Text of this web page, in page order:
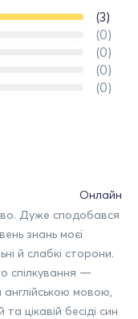
(3)
(0)
(0)
(0)
(0)
Онлайн
Дуже сподобався
знань моєї
й слабкі сторони.
спілкування —
мовою,
цікавій бесіді син